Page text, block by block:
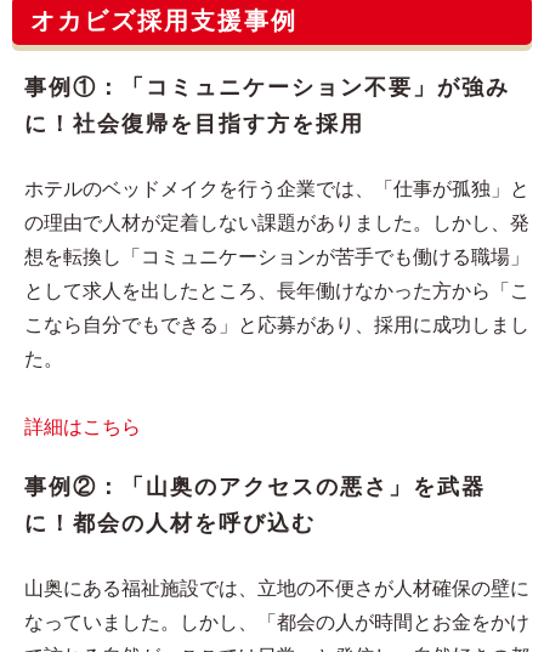
オカビズ採用支援事例
事例①：「コミュニケーション不要」が強み
に！社会復帰を目指す方を採用
ホテルのベッドメイクを行う企業では、「仕事が孤独」と
の理由で人材が定着しない課題がありました。しかし、発
想を転換し「コミュニケーションが苦手でも働ける職場」
として求人を出したところ、長年働けなかった方から「こ
こなら自分でもできる」と応募があり、採用に成功しまし
た。
詳細はこちら
事例②：「山奥のアクセスの悪さ」を武器
に！都会の人材を呼び込む
山奥にある福祉施設では、立地の不便さが人材確保の壁に
なっていました。しかし、「都会の人が時間とお金をかけ